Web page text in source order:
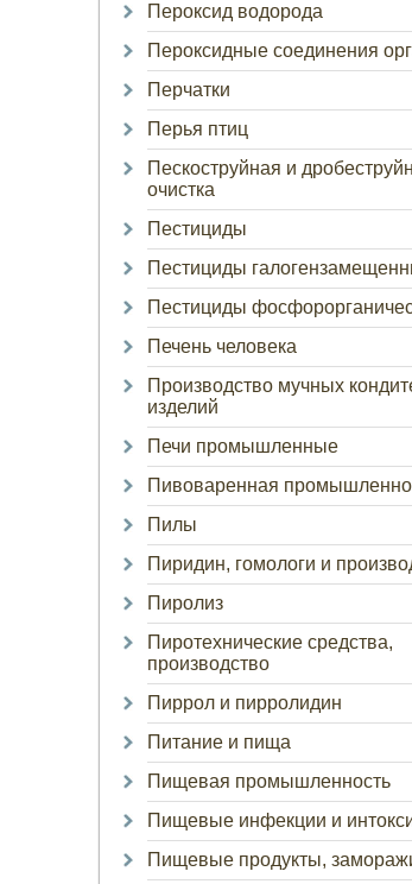
Пероксид водорода
Пероксидные соединения
Перчатки
Перья птиц
Пескоструйная и
очистка
Пестициды
Пестициды
Пестициды
Печень человека
Производство мучных
изделий
Печи промышленные
Пивоваренная
Пилы
Пиридин, гомологи и
Пиролиз
Пиротехнические средства,
производство
Пиррол и пирролидин
Питание и пища
Пищевая промышленность
Пищевые инфекции и
Пищевые продукты,